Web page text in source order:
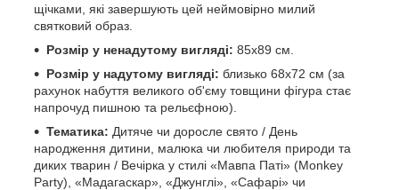
щічками, які завершують цей неймовірно милий
святковий образ.
Розмір у ненадутому вигляді: 85х89 см.
Розмір у надутому вигляді: близько 68х72 см (за
рахунок набуття великого об'єму товщини фігура стає
напрочуд пишною та рельєфною).
Тематика: Дитяче чи доросле свято / День
народження дитини, малюка чи любителя природи та
диких тварин / Вечірка у стилі «Мавпа Паті» (Monkey
Party), «Мадагаскар», «Джунглі», «Сафарі» чи